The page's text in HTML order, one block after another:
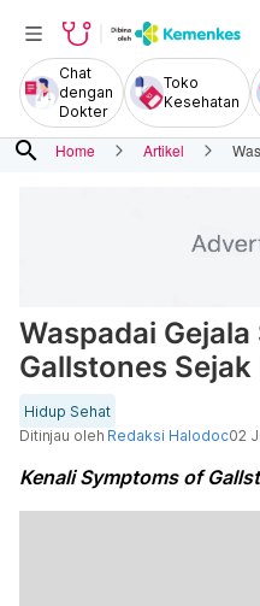
Chat
dengan
Dokter
Toko
Kesehatan
search Home Artikel
Waspadai
Gallstones Sejak
Hidup Sehat
Ditinjau oleh Redaksi Halodoc02
Kenali Symptoms of